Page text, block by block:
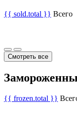
{{ sold.total }} Всего
Смотреть все
{{ frozen.total }}